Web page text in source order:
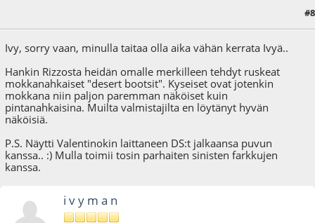
#8
Ivy, sorry vaan, minulla taitaa olla aika vähän kerrata Ivyä..
Hankin Rizzosta heidän omalle merkilleen tehdyt ruskeat
mokkanahkaiset "desert bootsit". Kyseiset ovat jotenkin
mokkana niin paljon paremman näköiset kuin
pintanahkaisina. Muilta valmistajilta en löytänyt hyvän
näköisiä.
P.S. Näytti Valentinokin laittaneen DS:t jalkaansa puvun
kanssa.. :) Mulla toimii tosin parhaiten sinisten farkkujen
kanssa.
i v y m a n